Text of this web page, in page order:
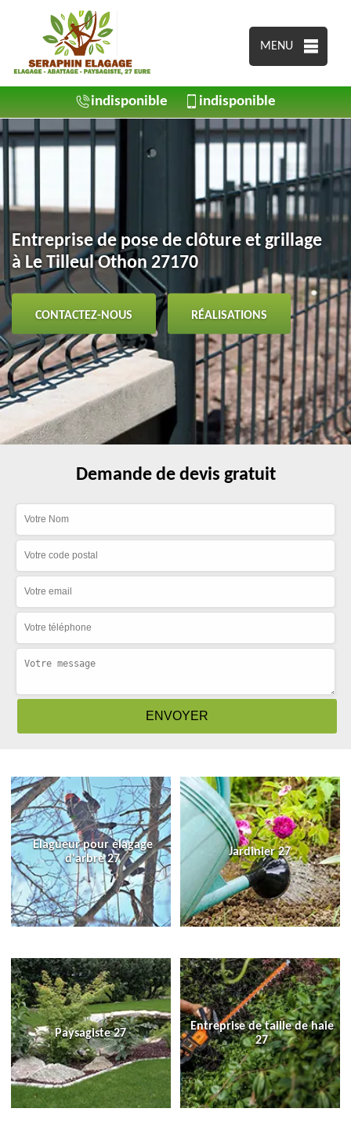
MENU
indisponible indisponible
Entreprise de pose de clôture et grillage
à Le Tilleul Othon 27170
CONTACTEZ-NOUS RÉALISATIONS
Demande de devis gratuit
Elagueur pour élagage
d'arbre 27
Jardinier 27
Paysagiste 27
Entreprise de taille de haie
27